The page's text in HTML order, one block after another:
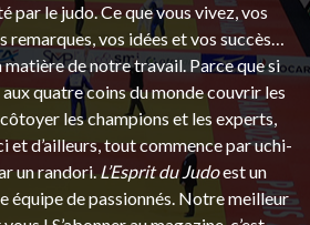
par le judo. Ce que vous vivez, vos
remarques, vos idées et vos succès…
de notre travail. Parce que si
quatre coins du monde couvrir les
les champions et les experts,
et d’ailleurs, tout commence par uchi-
un randori.L’Esprit du Judoest un
équipe de passionnés. Notre meilleur